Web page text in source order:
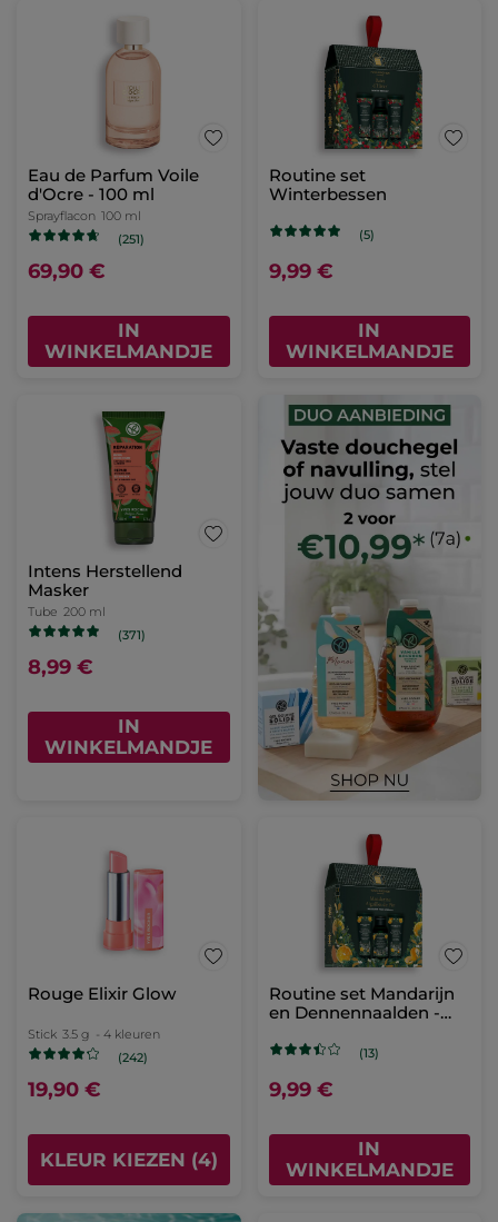
Eau de Parfum Voile
d'Ocre - 100 ml
Sprayflacon 100 ml
(251)
69,90 €
IN
WINKELMANDJE
Routine set
Winterbessen
(5)
9,99 €
IN
WINKELMANDJE
Intens Herstellend
Masker
Tube 200 ml
(371)
8,99 €
IN
WINKELMANDJE
Rouge Elixir Glow
Stick 3.5 g - 4 kleuren
(242)
19,90 €
KLEUR KIEZEN (4)
Routine set Mandarijn
en Dennennaalden -
(13)
9,99 €
IN
WINKELMANDJE